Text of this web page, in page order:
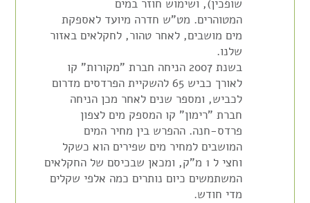
שופכין), ושימוש חוזר במים
המטוהרים. מט"ש חדרה מיועד לאספקת
מים מושבים, לאחר טהור, לחקלאים באזור
שלנו.
בשנת 2007 הניחה חברת "מקורות" קו
לאורך כביש 65 להשקיית הפרדסים מדרום
לכביש, ומספר שנים לאחר מכן הניחה
חברת "רימון" קו המספק מים לצפון
פרדס-חנה. ההפרש בין מחיר המים
המושבים למחיר מים שפירים הוא כשקל
וחצי ל 1 מ"ק, ומכאן שבכיסם של החקלאים
המשתמשים כיום נותרים כמה אלפי שקלים
מדי חודש.